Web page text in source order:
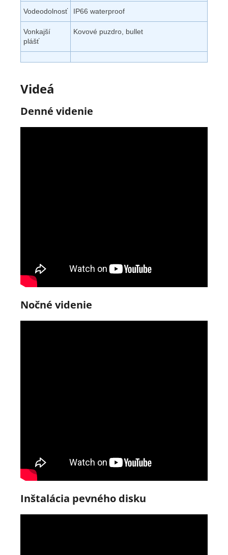
Vodeodolnosť IP66 waterproof
Vonkajší
plášť
Kovové puzdro, bullet
Videá
Denné videnie
Nočné videnie
Inštalácia pevného disku